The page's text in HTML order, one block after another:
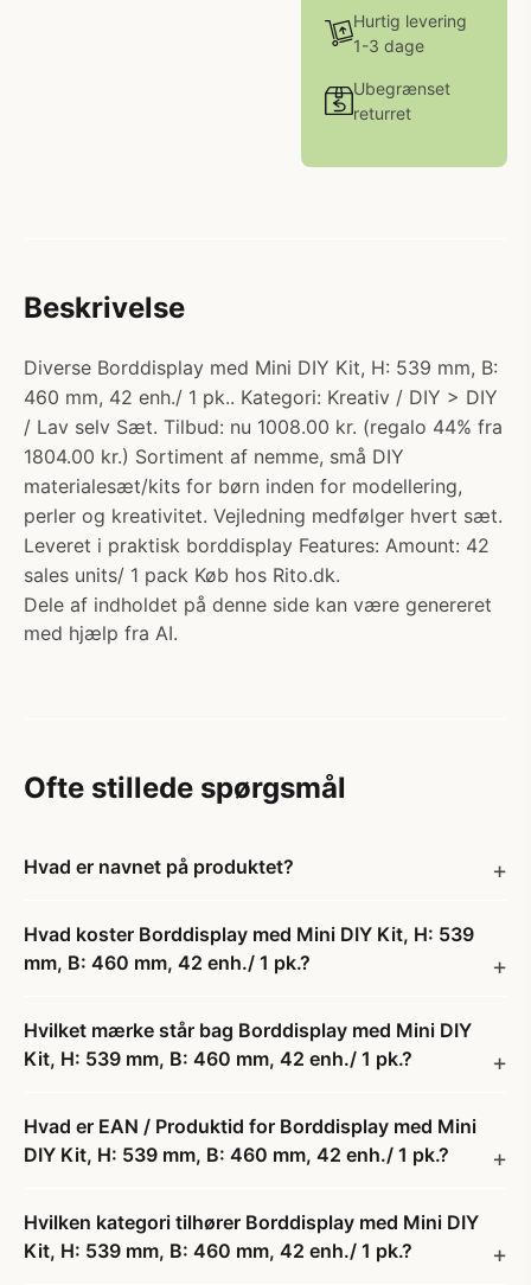
Hurtig levering
1-3 dage
Ubegrænset
returret
Beskrivelse
Diverse Borddisplay med Mini DIY Kit, H: 539 mm, B:
460 mm, 42 enh./ 1 pk.. Kategori: Kreativ / DIY > DIY
/ Lav selv Sæt. Tilbud: nu 1008.00 kr. (regalo 44% fra
1804.00 kr.) Sortiment af nemme, små DIY
materialesæt/kits for børn inden for modellering,
perler og kreativitet. Vejledning medfølger hvert sæt.
Leveret i praktisk borddisplay Features: Amount: 42
sales units/ 1 pack Køb hos Rito.dk.
Dele af indholdet på denne side kan være genereret
med hjælp fra AI.
Ofte stillede spørgsmål
Hvad er navnet på produktet?
Hvad koster Borddisplay med Mini DIY Kit, H: 539
mm, B: 460 mm, 42 enh./ 1 pk.?
Hvilket mærke står bag Borddisplay med Mini DIY
Kit, H: 539 mm, B: 460 mm, 42 enh./ 1 pk.?
Hvad er EAN / Produktid for Borddisplay med Mini
DIY Kit, H: 539 mm, B: 460 mm, 42 enh./ 1 pk.?
Hvilken kategori tilhører Borddisplay med Mini DIY
Kit, H: 539 mm, B: 460 mm, 42 enh./ 1 pk.?